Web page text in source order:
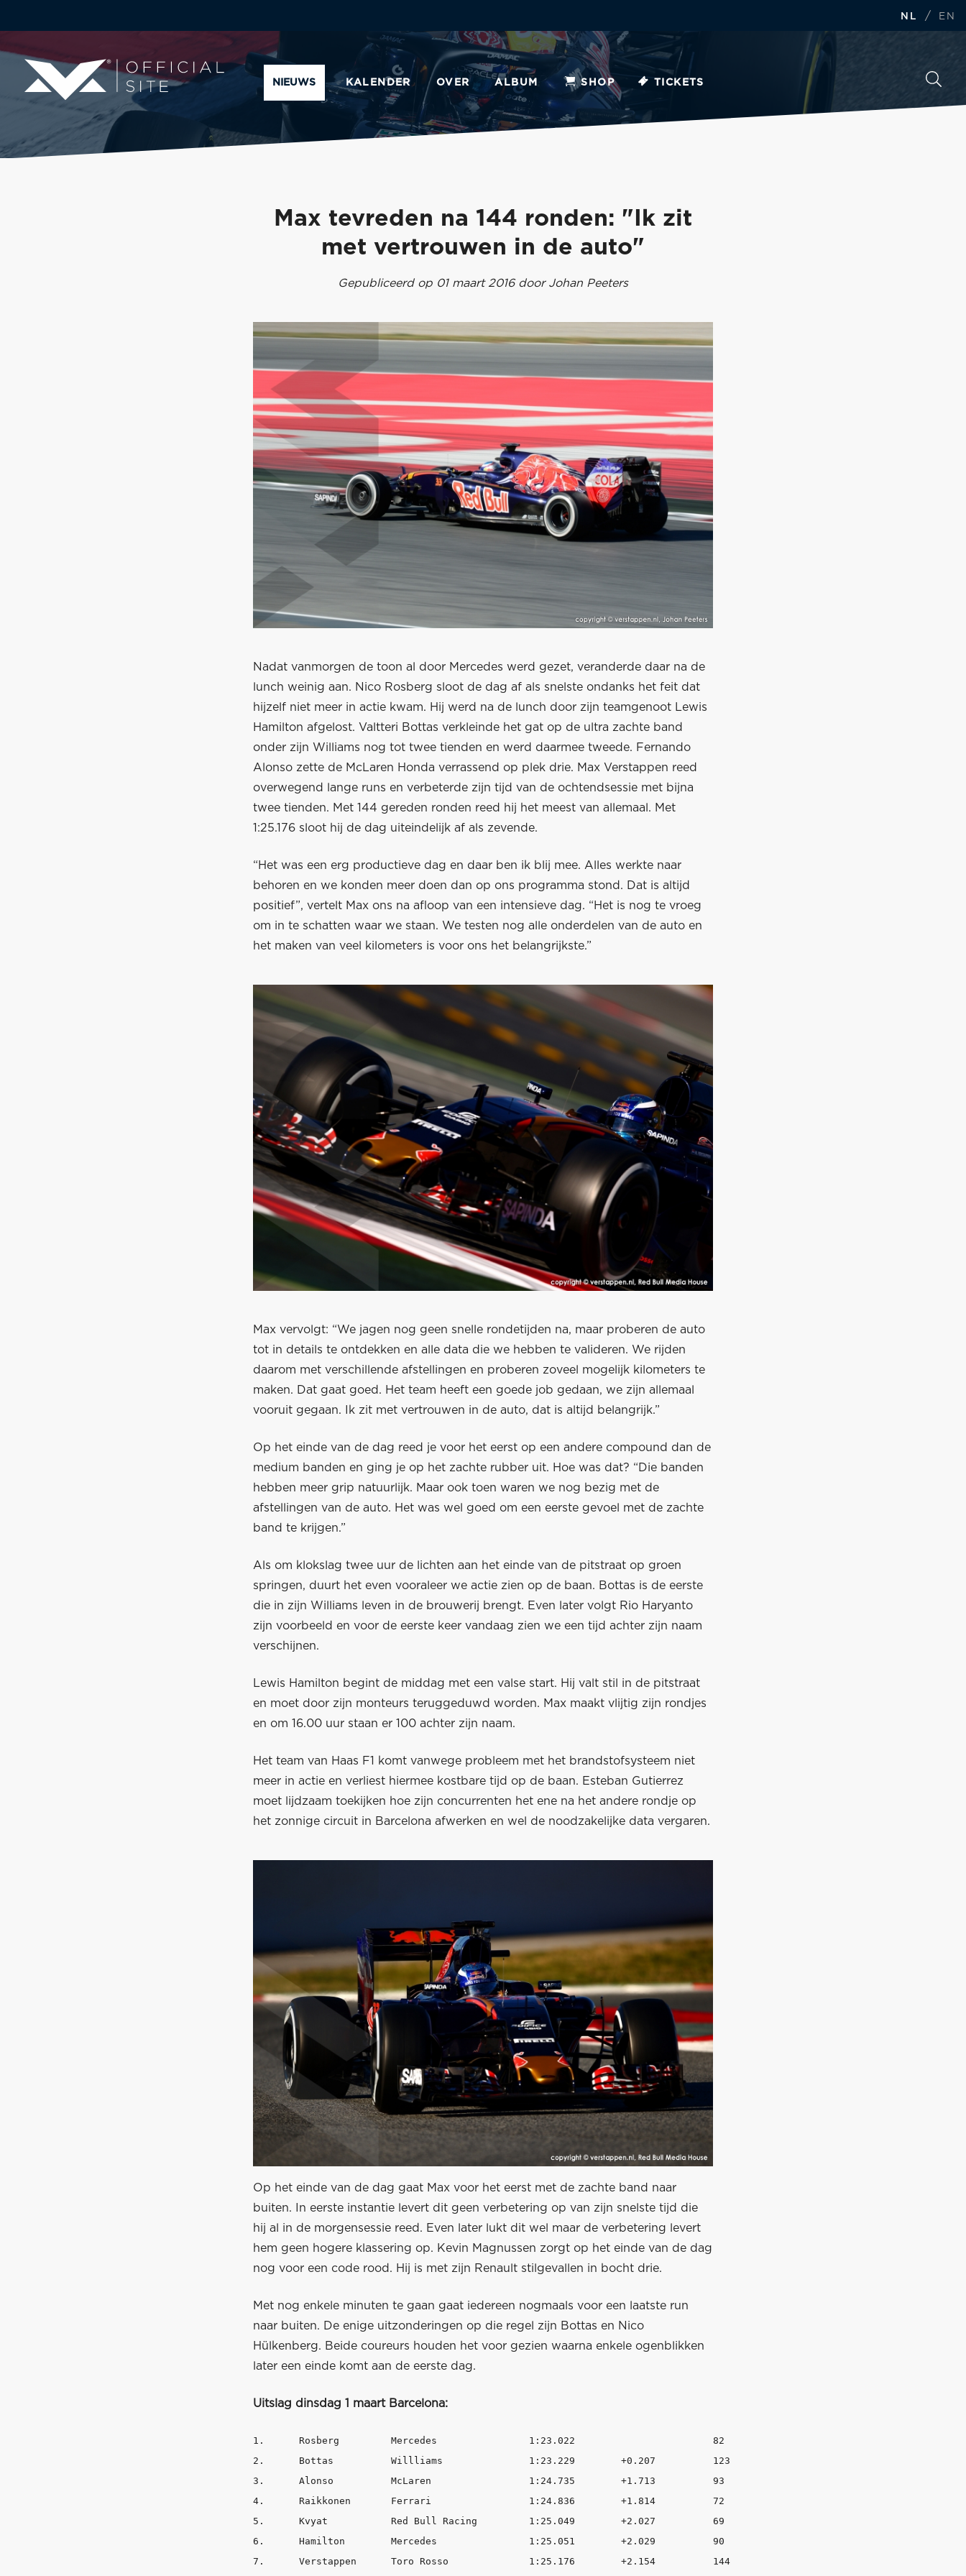
NL / EN
NIEUWS KALENDER OVER ALBUM SHOP TICKETS
Max tevreden na 144 ronden: "Ik zit
met vertrouwen in de auto"
Gepubliceerd op 01 maart 2016 door Johan Peeters
Nadat vanmorgen de toon al door Mercedes werd gezet, veranderde daar na de
lunch weinig aan. Nico Rosberg sloot de dag af als snelste ondanks het feit dat
hijzelf niet meer in actie kwam. Hij werd na de lunch door zijn teamgenoot Lewis
Hamilton afgelost. Valtteri Bottas verkleinde het gat op de ultra zachte band
onder zijn Williams nog tot twee tienden en werd daarmee tweede. Fernando
Alonso zette de McLaren Honda verrassend op plek drie. Max Verstappen reed
overwegend lange runs en verbeterde zijn tijd van de ochtendsessie met bijna
twee tienden. Met 144 gereden ronden reed hij het meest van allemaal. Met
1:25.176 sloot hij de dag uiteindelijk af als zevende.
“Het was een erg productieve dag en daar ben ik blij mee. Alles werkte naar
behoren en we konden meer doen dan op ons programma stond. Dat is altijd
positief”, vertelt Max ons na afloop van een intensieve dag. “Het is nog te vroeg
om in te schatten waar we staan. We testen nog alle onderdelen van de auto en
het maken van veel kilometers is voor ons het belangrijkste.”
Max vervolgt: “We jagen nog geen snelle rondetijden na, maar proberen de auto
tot in details te ontdekken en alle data die we hebben te valideren. We rijden
daarom met verschillende afstellingen en proberen zoveel mogelijk kilometers te
maken. Dat gaat goed. Het team heeft een goede job gedaan, we zijn allemaal
vooruit gegaan. Ik zit met vertrouwen in de auto, dat is altijd belangrijk.”
Op het einde van de dag reed je voor het eerst op een andere compound dan de
medium banden en ging je op het zachte rubber uit. Hoe was dat? “Die banden
hebben meer grip natuurlijk. Maar ook toen waren we nog bezig met de
afstellingen van de auto. Het was wel goed om een eerste gevoel met de zachte
band te krijgen.”
Als om klokslag twee uur de lichten aan het einde van de pitstraat op groen
springen, duurt het even vooraleer we actie zien op de baan. Bottas is de eerste
die in zijn Williams leven in de brouwerij brengt. Even later volgt Rio Haryanto
zijn voorbeeld en voor de eerste keer vandaag zien we een tijd achter zijn naam
verschijnen.
Lewis Hamilton begint de middag met een valse start. Hij valt stil in de pitstraat
en moet door zijn monteurs teruggeduwd worden. Max maakt vlijtig zijn rondjes
en om 16.00 uur staan er 100 achter zijn naam.
Het team van Haas F1 komt vanwege probleem met het brandstofsysteem niet
meer in actie en verliest hiermee kostbare tijd op de baan. Esteban Gutierrez
moet lijdzaam toekijken hoe zijn concurrenten het ene na het andere rondje op
het zonnige circuit in Barcelona afwerken en wel de noodzakelijke data vergaren.
Op het einde van de dag gaat Max voor het eerst met de zachte band naar
buiten. In eerste instantie levert dit geen verbetering op van zijn snelste tijd die
hij al in de morgensessie reed. Even later lukt dit wel maar de verbetering levert
hem geen hogere klassering op. Kevin Magnussen zorgt op het einde van de dag
nog voor een code rood. Hij is met zijn Renault stilgevallen in bocht drie.
Met nog enkele minuten te gaan gaat iedereen nogmaals voor een laatste run
naar buiten. De enige uitzonderingen op die regel zijn Bottas en Nico
Hülkenberg. Beide coureurs houden het voor gezien waarna enkele ogenblikken
later een einde komt aan de eerste dag.
Uitslag dinsdag 1 maart Barcelona:
1.	Rosberg	        Mercedes		1:23.022			82
2.	Bottas		Willliams		1:23.229	+0.207		123
3.	Alonso		McLaren		        1:24.735	+1.713		93
4.	Raikkonen	Ferrari			1:24.836	+1.814		72
5.	Kvyat		Red Bull Racing 	1:25.049	+2.027		69
6.	Hamilton	Mercedes		1:25.051	+2.029		90
7.	Verstappen	Toro Rosso		1:25.176	+2.154		144